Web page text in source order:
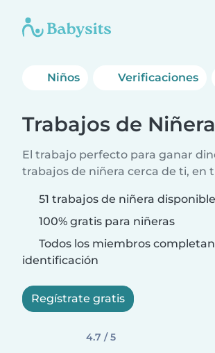
Niños Verificaciones
Trabajos de
El trabajo perfecto para ganar
trabajos de niñera cerca de ti, en
51 trabajos de niñera
100% gratis para niñeras
Todos los miembros
identificación
Regístrate gratis
4.7 / 5